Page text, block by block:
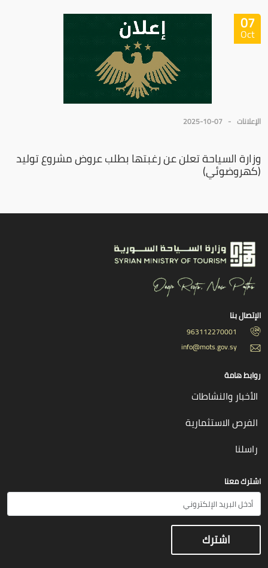
07
Oct
الإعلانات 2025-10-07
وزارة السياحة تعلن عن رغبتها بطلب عروض مشروع توليد
(كهروضوئي)
الإتصال بنا
963112270001
info@mots.gov.sy
روابط هامة
الأخبار والنشاطات
الفرص الاستثمارية
راسلنا
اشترك معنا